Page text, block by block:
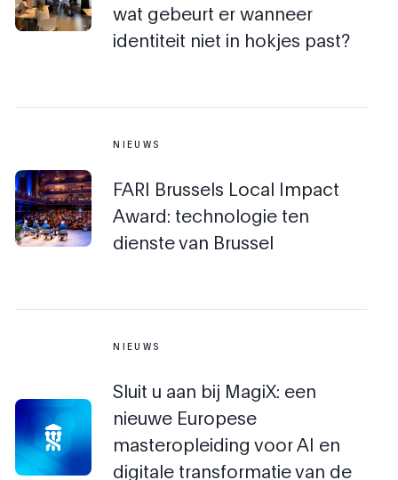
wat gebeurt er wanneer
identiteit niet in hokjes past?
NIEUWS
FARI Brussels Local Impact
Award: technologie ten
dienste van Brussel
NIEUWS
Sluit u aan bij MagiX: een
nieuwe Europese
masteropleiding voor AI en
digitale transformatie van de